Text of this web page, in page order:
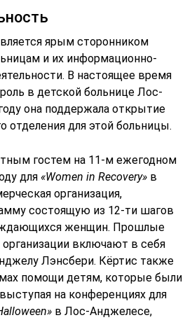
ярым сторонником
и их информационно-
В настоящее время
в детской больнице Лос-
она поддержала открытие
отделения для этой больницы.
гостем на 11-м ежегодном
для«Women in Recovery» в
организация,
состоящую из 12-ти шагов
женщин. Прошлые
включают в себя
Лэнсбери. Кёртис также
помощи детям, которые были
на конференциях для
в Лос-Анджелесе,